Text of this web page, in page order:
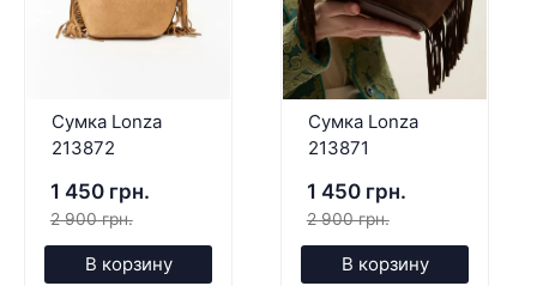
Сумка Lonza
213872
1 450 грн.
2 900 грн.
В корзину
Сумка Lonza
213871
1 450 грн.
2 900 грн.
В корзину